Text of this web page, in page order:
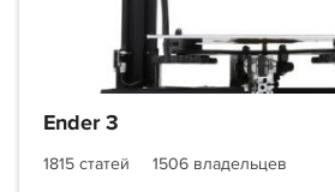
Ender 3
1815 статей
1506 владельцев